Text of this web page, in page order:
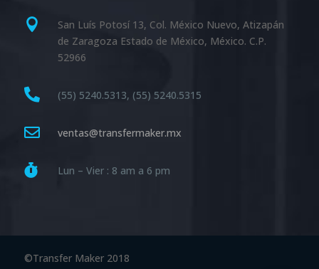

San Luís Potosí 13, Col. México Nuevo, Atizapán
de Zaragoza Estado de México, México. C.P.
52966
 (55) 5240.5313, (55) 5240.5315
 ventas@transfermaker.mx
 Lun – Vier : 8 am a 6 pm
©Transfer Maker 2018